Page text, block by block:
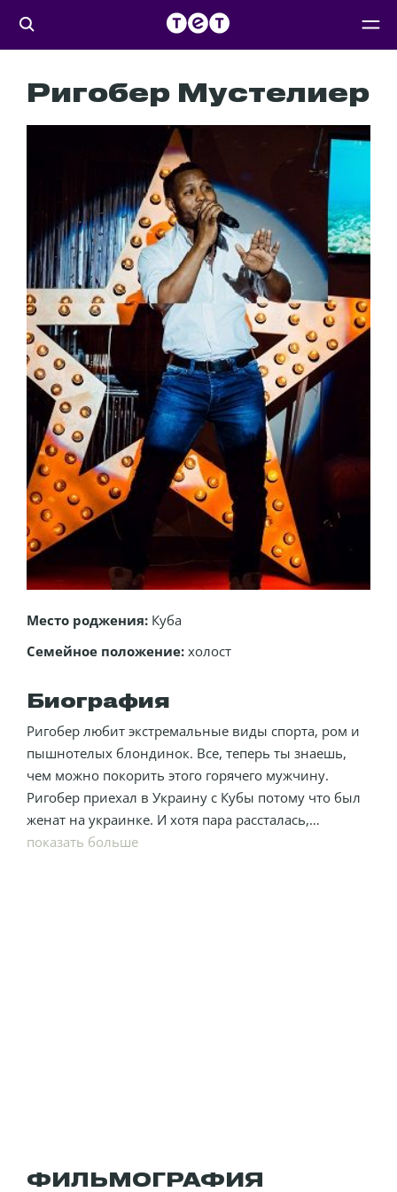
Ригобер Мустелиер
Место роджения: Куба
Семейное положение: холост
Биография
Ригобер любит экстремальные виды спорта, ром и
пышнотелых блондинок. Все, теперь ты знаешь,
чем можно покорить этого горячего мужчину.
Ригобер приехал в Украину с Кубы потому что был
женат на украинке. И хотя пара рассталась,
мужчине здесь так понравилось, что он решил
показать больше
ФИЛЬМОГРАФИЯ